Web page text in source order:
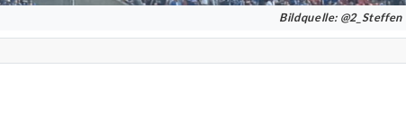
Bildquelle: @2_Steffen